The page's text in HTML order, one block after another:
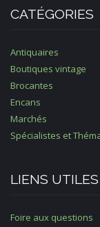
CATÉGORIES
Antiquaires
Boutiques vintage
Brocantes
Encans
Marchés
Spécialistes et
LIENS UTILES
Foire aux questions